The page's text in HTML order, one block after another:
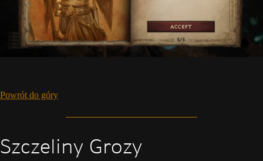
Powrót do góry
Szczeliny Grozy